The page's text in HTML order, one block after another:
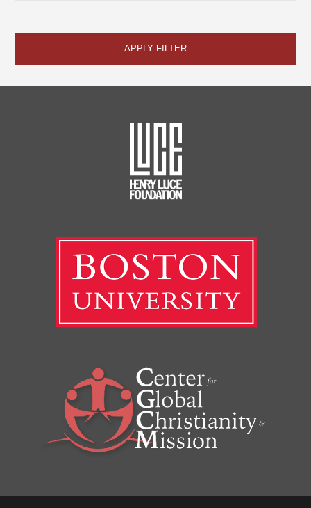
APPLY FILTER